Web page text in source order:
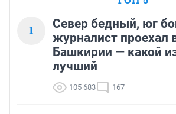
1
Север бедный, юг
журналист проехал
Башкирии — какой
лучший
105 683 167